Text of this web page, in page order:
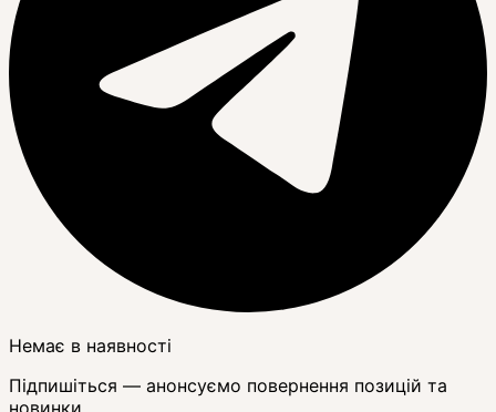
Немає в наявності
Підпишіться — анонсуємо повернення позицій та
новинки